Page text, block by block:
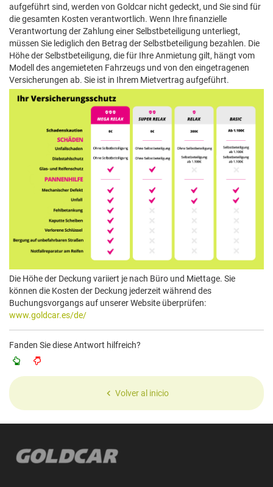
aufgeführt sind, werden von Goldcar nicht gedeckt, und Sie sind für
die gesamten Kosten verantwortlich. Wenn Ihre finanzielle
Verantwortung der Zahlung einer Selbstbeteiligung unterliegt,
müssen Sie lediglich den Betrag der Selbstbeteiligung bezahlen. Die
Höhe der Selbstbeteiligung, die für Ihre Anmietung gilt, hängt vom
Modell des angemieteten Fahrzeugs und von den eingetragenen
Versicherungen ab. Sie ist in Ihrem Mietvertrag aufgeführt.
Die Höhe der Deckung variiert je nach Büro und Miettage. Sie
können die Kosten der Deckung jederzeit während des
Buchungsvorgangs auf unserer Website überprüfen:
www.goldcar.es/de/
Fanden Sie diese Antwort hilfreich?
Volver al inicio